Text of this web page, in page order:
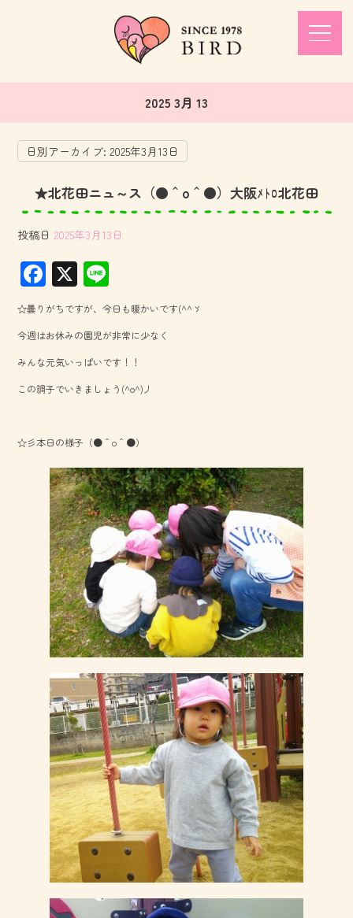
2025 3月 13
日別アーカイブ:2025年3月13日
★北花田ニュ～ス（●＾o＾●）大阪ﾒﾄﾛ北花田
投稿日 2025年3月13日
F
ac
e
b
o
ok
X
ne
☆曇りがちですが、今日も暖かいです(^^ゞ
今週はお休みの園児が非常に少なく
みんな元気いっぱいです！！
この調子でいきましょう(^o^)丿
☆彡本日の様子（●＾o＾●）